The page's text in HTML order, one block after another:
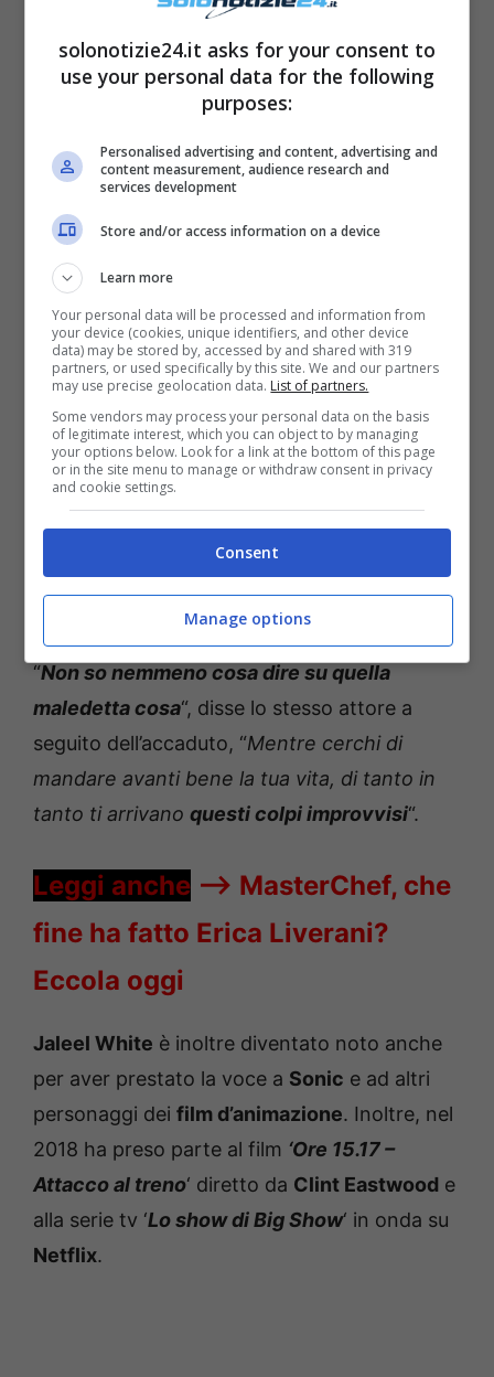
notizia secondo lui l’attore avrebbe tentato il
suicidio. Nel testo della mail, era stato infatti
inoltrato un rapporto dellaAssociated Press
che sosteneva di aver trovato ilcorpo morto
di Whitenel suo appartamento di Los
Angeles, insieme ad un bigliettino con la
Sono stato io a fare questo?
che il personaggio diSteve Urkel
pronunciava spesso. L’annuncio fu
ovviamente subito
smentito
“Non so nemmeno cosa dire su quella
maledetta cosa“, disse lo stesso attore a
seguito dell’accaduto, “Mentre cerchi di
mandare avanti bene la tua vita, di tanto in
tanto ti arrivano questi colpi improvvisi“.
Leggi anche —-> MasterChef, che
fine ha fatto Erica Liverani?
Eccola oggi
Jaleel White è inoltre diventato noto anche
per aver prestato la voce a Sonic e ad altri
personaggi dei film d’animazione. Inoltre, nel
2018 ha preso parte al film ‘Ore 15.17 –
Attacco al treno‘ diretto da Clint Eastwood e
alla serie tv ‘Lo show di Big Show‘ in onda su
Netflix.
solonotizie24.it asks for your consent to
use your personal data for the following
purposes:
Personalised advertising and content, advertising and
content measurement, audience research and
services development
Store and/or access information on a device
Learn more
Your personal data will be processed and information from
your device (cookies, unique identifiers, and other device
data) may be stored by, accessed by and shared with 319
partners, or used specifically by this site. We and our partners
may use precise geolocation data. List of partners.
Some vendors may process your personal data on the basis
of legitimate interest, which you can object to by managing
your options below. Look for a link at the bottom of this page
or in the site menu to manage or withdraw consent in privacy
and cookie settings.
Consent
Manage options